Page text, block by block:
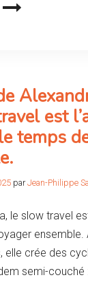
est
temps
parJean-Philippe
le slow travel
ensemble.
elle crée des
semi-couché